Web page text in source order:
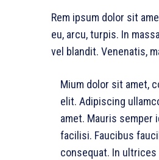
Rem ipsum dolor sit
eu, arcu, turpis. In
vel blandit. Venenatis,
Mium dolor sit amet,
elit. Adipiscing
amet. Mauris semper
facilisi. Faucibus
consequat. In